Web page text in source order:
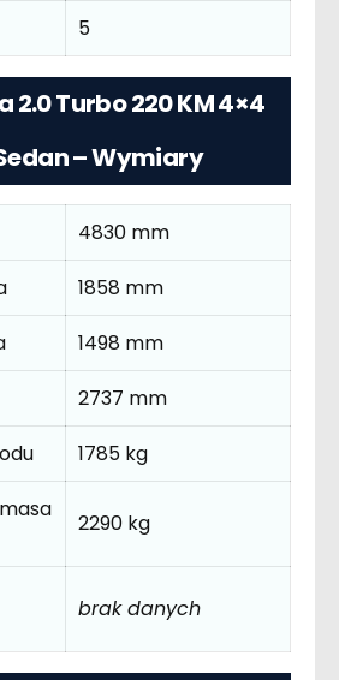
5
2.0 Turbo 220 KM 4×4
– Wymiary
4830 mm
1858 mm
1498 mm
2737 mm
1785 kg
2290 kg
brak danych